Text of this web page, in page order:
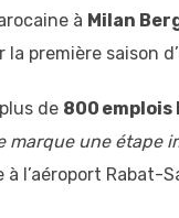
à Milan
la première saison
de 800 emplois
marque une
l’aéroport